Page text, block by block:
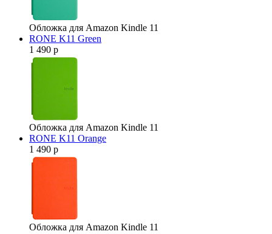
Обложка для Amazon Kindle 11
RONE K11 Green
1 490 р
Обложка для Amazon Kindle 11
RONE K11 Orange
1 490 р
Обложка для Amazon Kindle 11